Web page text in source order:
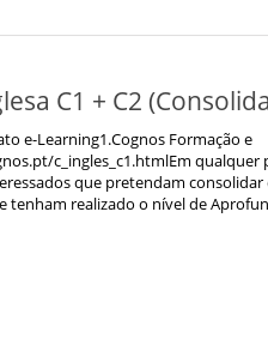
C1 + C2
e-Learning1.Cognos Formação e
c_ingles_c1.htmlEm qualquer
que pretendam consolidar
tenham realizado o nível de